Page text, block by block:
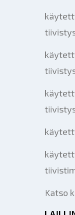
Katso